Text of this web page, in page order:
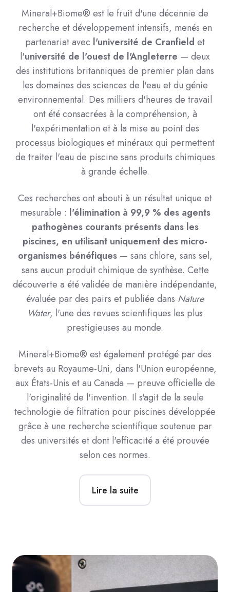
Mineral+Biome® est le fruit d'une décennie de
recherche et développement intensifs, menés en
partenariat avec l'université de Cranfield et
l'université de l'ouest de l'Angleterre — deux
des institutions britanniques de premier plan dans
les domaines des sciences de l'eau et du génie
environnemental. Des milliers d'heures de travail
ont été consacrées à la compréhension, à
l'expérimentation et à la mise au point des
processus biologiques et minéraux qui permettent
de traiter l'eau de piscine sans produits chimiques
à grande échelle.
Ces recherches ont abouti à un résultat unique et
mesurable : l'élimination à 99,9 % des agents
pathogènes courants présents dans les
piscines, en utilisant uniquement des micro-
organismes bénéfiques— sans chlore, sans sel,
sans aucun produit chimique de synthèse. Cette
découverte a été validée de manière indépendante,
évaluée par des pairs et publiée dans Nature
Water, l'une des revues scientifiques les plus
prestigieuses au monde.
Mineral+Biome® est également protégé par des
brevets au Royaume-Uni, dans l'Union européenne,
aux États-Unis et au Canada — preuve officielle de
l'originalité de l'invention. Il s'agit de la seule
technologie de filtration pour piscines développée
grâce à une recherche scientifique soutenue par
des universités et dont l'efficacité a été prouvée
selon ces normes.
Lire la suite